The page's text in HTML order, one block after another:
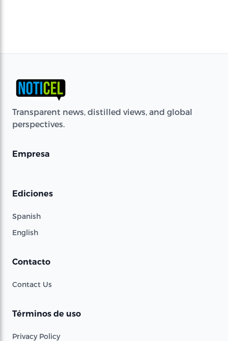
Transparent news, distilled views, and global
perspectives.
Empresa
Ediciones
Spanish
English
Contacto
Contact Us
Términos de uso
Privacy Policy